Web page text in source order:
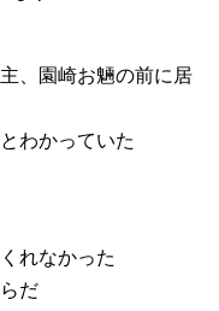
、園崎お魎の前に居
わかっていた
れなかった
だ